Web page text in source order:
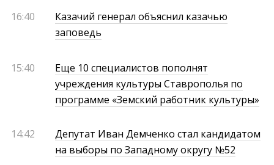
16:40
Казачий генерал объяснил казачью
заповедь
15:40
Еще 10 специалистов пополнят
учреждения культуры Ставрополья по
программе «Земский работник культуры»
14:42
Депутат Иван Демченко стал кандидатом
на выборы по Западному округу №52